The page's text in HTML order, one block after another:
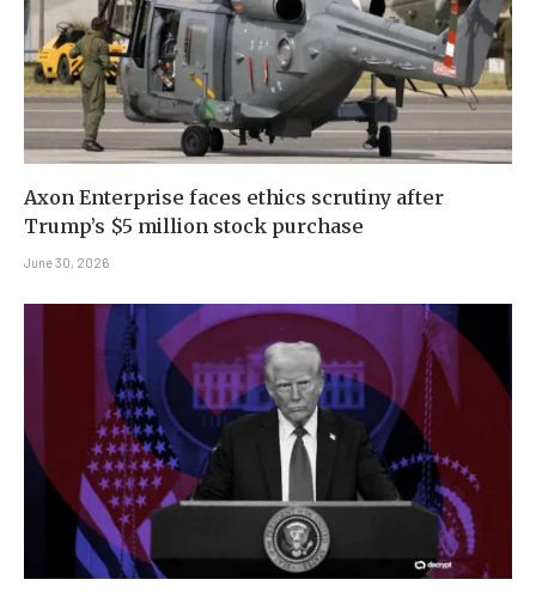
Axon Enterprise faces ethics scrutiny after
Trump’s $5 million stock purchase
June 30, 2026